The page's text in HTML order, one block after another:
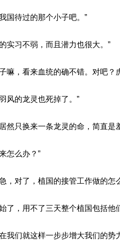
国待过的那个小子吧。”
实习不弱，而且潜力也很大。”
嘛，看来血统的确不错。对吧？
风的龙灵也死掉了。”
然只换来一条龙灵的命，简直是
怎么办？”
，对了，植国的接管工作做的怎
了，用不了三天整个植国包括
我们就这样一步步增大我们的势